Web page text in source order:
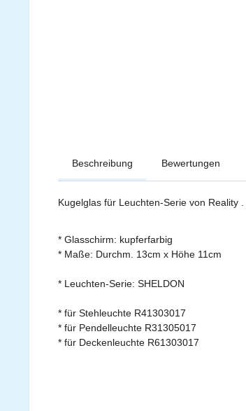
Beschreibung Bewertungen
Kugelglas für Leuchten-Serie von Reality .
* Glasschirm: kupferfarbig
* Maße: Durchm. 13cm x Höhe 11cm
* Leuchten-Serie: SHELDON
* für Stehleuchte R41303017
* für Pendelleuchte R31305017
* für Deckenleuchte R61303017